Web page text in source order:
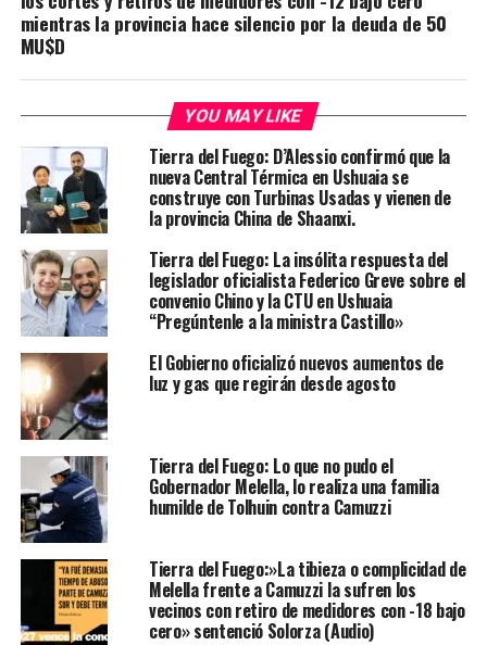
mientras la provincia hace silencio por la deuda de 50
MU$D
YOU MAY LIKE
Tierra del Fuego: D’Alessio confirmó que la
nueva Central Térmica en Ushuaia se
construye con Turbinas Usadas y vienen de
la provincia China de Shaanxi.
Tierra del Fuego: La insólita respuesta del
legislador oficialista Federico Greve sobre el
convenio Chino y la CTU en Ushuaia
“Pregúntenle a la ministra Castillo»
El Gobierno oficializó nuevos aumentos de
luz y gas que regirán desde agosto
Tierra del Fuego: Lo que no pudo el
Gobernador Melella, lo realiza una familia
humilde de Tolhuin contra Camuzzi
Tierra del Fuego:»La tibieza o complicidad de
Melella frente a Camuzzi la sufren los
vecinos con retiro de medidores con -18 bajo
cero» sentenció Solorza (Audio)